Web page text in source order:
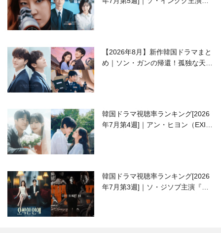
【2026年8月】新作韓国ドラマまと
め｜ソン・ガンの帰還！孤独な天才
韓国ドラマ視聴率ランキング[2026
年7月第4週]｜アン・ヒヨン（EXID
韓国ドラマ視聴率ランキング[2026
年7月第3週]｜ソ・ジソブ主演『エ